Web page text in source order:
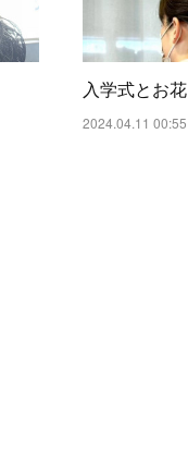
入学式とお花
2024.04.11 00:55